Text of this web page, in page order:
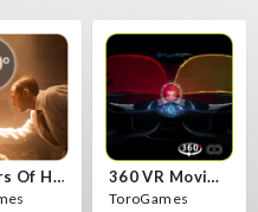
10 Years Of Horror Nights 360 VR Movie Experience
ToroGames